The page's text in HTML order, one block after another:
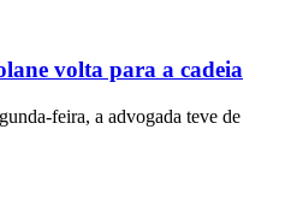
volta para a cadeia
feira, a advogada teve de